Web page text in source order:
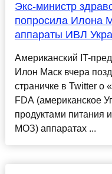
Экс-министр
попросила Илона
аппараты ИВЛ
Американский IT-
Илон Маск вчера
страничке в Twitter
FDA (американское
продуктами питания
МОЗ) аппаратах ...